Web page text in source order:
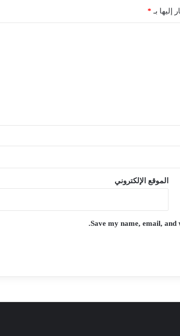
إليها بـ *
الموقع الإلكتروني
Save my name, email,